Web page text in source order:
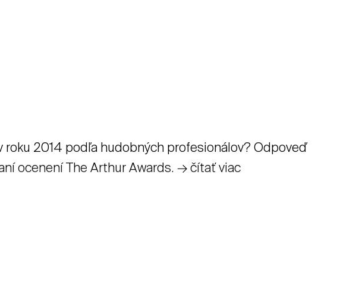
roku 2014 podľa hudobných profesionálov? Odpoveď
ocenení The Arthur Awards. → čítať viac